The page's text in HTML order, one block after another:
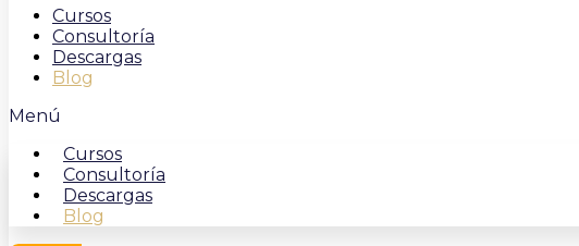
Cursos
Consultoría
Descargas
Blog
Menú
Cursos
Consultoría
Descargas
Blog